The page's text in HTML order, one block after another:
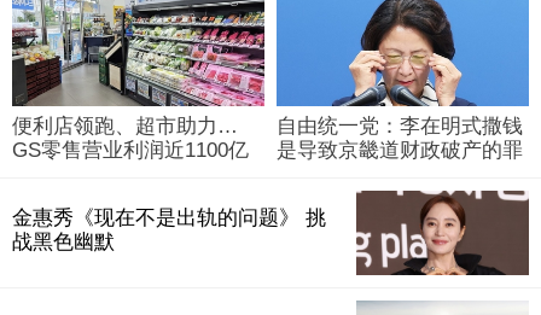
便利店领跑、超市助力…
GS零售营业利润近1100亿
自由统一党：李在明式撒钱
是导致京畿道财政破产的罪
金惠秀《现在不是出轨的问题》 挑
战黑色幽默